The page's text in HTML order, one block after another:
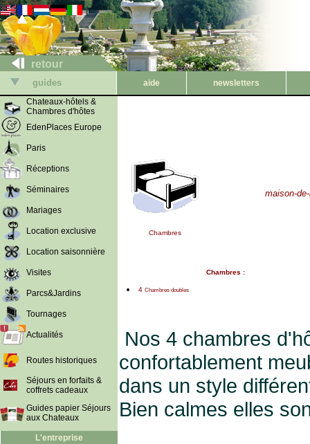
retour
guides aide
newsletters
Chateaux-hôtels &
Chambres d'hôtes
EdenPlaces Europe
Paris
Réceptions
Séminaires
Mariages
Location exclusive
Location saisonnière
Visites
Parcs&Jardins
Tournages
Actualités
Routes historiques
Séjours en forfaits &
coffrets cadeaux
Guides papier Séjours
aux Chateaux
L'entreprise
maison-
Chambres
Chambres :
4 Chambres doubles
Nos 4 chambres
confortablement
dans un style
Bien calmes elles